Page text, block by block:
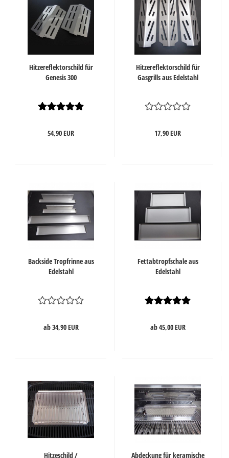
Hitzereflektorschild für
Genesis 300
54,90 EUR
Hitzereflektorschild für
Gasgrills aus Edelstahl
17,90 EUR
Backside Tropfrinne aus
Edelstahl
ab 34,90 EUR
Fettabtropfschale aus
Edelstahl
ab 45,00 EUR
Hitzeschild / Abdeckung für keramische